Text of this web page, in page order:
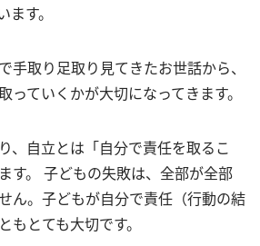
す。
手取り足取り見てきたお世話から、
っていくかが大切になってきます。
、自立とは「自分で責任を取るこ
す。 子どもの失敗は、全部が全部
ん。子どもが自分で責任（行動の結
もとても大切です。